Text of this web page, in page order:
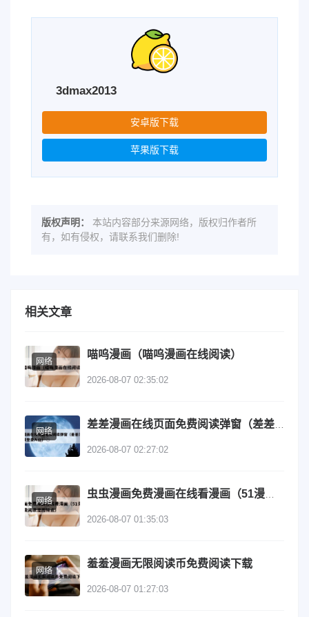
3dmax2013
安卓版下载
苹果版下载
版权声明：
本站内容部分来源网络，版权归作者所
有，如有侵权，请联系我们删除!
相关文章
网络
喵呜漫画（喵呜漫画在线阅读）
2026-08-07 02:35:02
网络
2026-08-07 02:27:02
网络
2026-08-07 01:35:03
网络
羞羞漫画无限阅读币免费阅读下载
2026-08-07 01:27:03